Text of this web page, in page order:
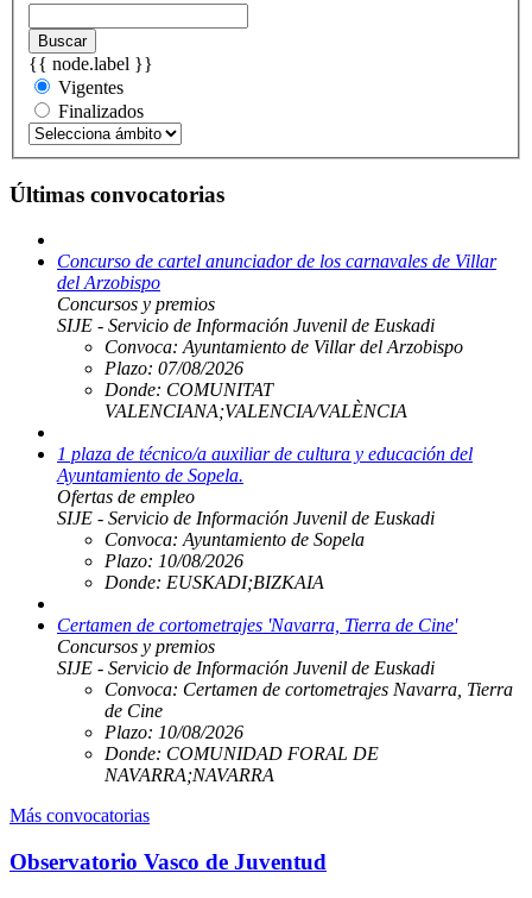
Buscar
{{ node.label }}
Vigentes
Finalizados
Últimas convocatorias
Concurso de cartel anunciador de los carnavales de Villar
del Arzobispo
Concursos y premios
SIJE - Servicio de Información Juvenil de Euskadi
Convoca: Ayuntamiento de Villar del Arzobispo
Plazo: 07/08/2026
Donde: COMUNITAT
VALENCIANA;VALENCIA/VALÈNCIA
1 plaza de técnico/a auxiliar de cultura y educación del
Ayuntamiento de Sopela.
Ofertas de empleo
SIJE - Servicio de Información Juvenil de Euskadi
Convoca: Ayuntamiento de Sopela
Plazo: 10/08/2026
Donde: EUSKADI;BIZKAIA
Certamen de cortometrajes 'Navarra, Tierra de Cine'
Concursos y premios
SIJE - Servicio de Información Juvenil de Euskadi
Convoca: Certamen de cortometrajes Navarra, Tierra
de Cine
Plazo: 10/08/2026
Donde: COMUNIDAD FORAL DE
NAVARRA;NAVARRA
Más convocatorias
Observatorio Vasco de Juventud